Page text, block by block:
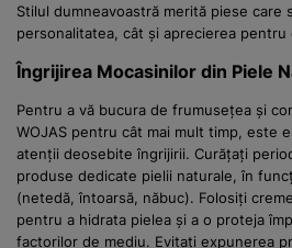
Stilul dumneavoastră merită piese care
personalitatea, cât și aprecierea pentru
Îngrijirea Mocasinilor din Piele
Pentru a vă bucura de frumusețea și
WOJAS pentru cât mai mult timp, este
atenții deosebite îngrijirii. Curățați
produse dedicate pielii naturale, în
(netedă, întoarsă, năbuc). Folosiți
pentru a hidrata pielea și a o proteja
factorilor de mediu. Evitați expunerea